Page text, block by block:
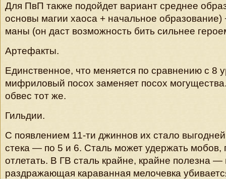
Для ПвП также подойдет вариант среднее
основы магии хаоса + начальное образование)
маны (он даст возможность бить сильнее
Артефакты.
Единственное, что меняется по сравнению с 8
мифриловый посох заменяет посох
обвес тот же.
Гильдии.
С появлением 11-ти джиннов их стало
стека — по 5 и 6. Сталь может удержать мобов,
отлетать. В ГВ сталь крайне, крайне полезна —
раздражающая караванная мелочевка